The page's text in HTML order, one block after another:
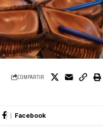
COMPARTIR
Facebook